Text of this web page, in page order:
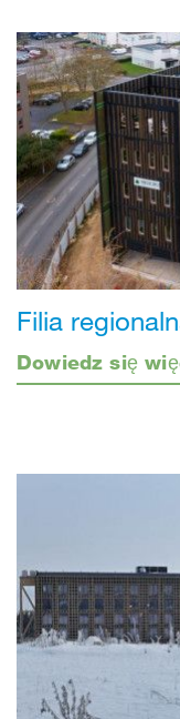
Filia
Dowiedz się